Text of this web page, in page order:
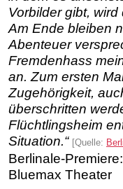
Vorbilder gibt,
Am Ende bleiben
Abenteuer
Fremdenhass
an. Zum ersten
Zugehörigkeit,
überschritten
Flüchtlingsheim
Situation.“ [Quelle:
Berlinale-
Bluemax Theater